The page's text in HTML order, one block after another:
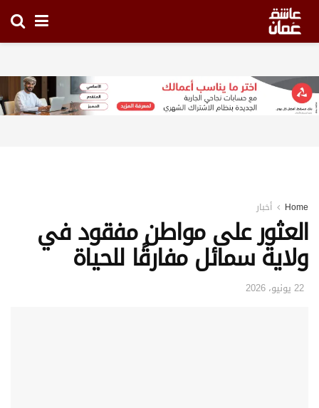
Home أخبار
العثور على مواطن مفقود في
ولاية سمائل مفارقًا للحياة
22 يونيو، 2026